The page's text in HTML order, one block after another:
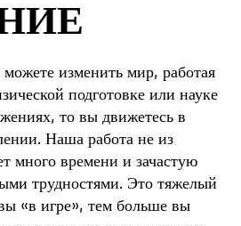
изменить мир, работая
подготовке или науке
то вы движетесь в
Наша работа не из
много времени и зачастую
трудностями. Это тяжелый
«в игре», тем больше вы